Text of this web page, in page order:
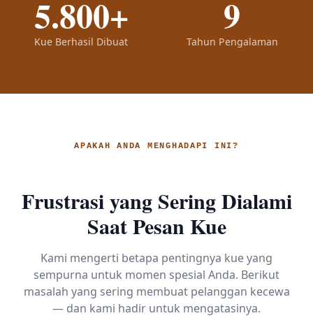
5.800+
Kue Berhasil Dibuat
9
Tahun Pengalaman
APAKAH ANDA MENGHADAPI INI?
Frustrasi yang Sering Dialami
Saat Pesan Kue
Kami mengerti betapa pentingnya kue yang
sempurna untuk momen spesial Anda. Berikut
masalah yang sering membuat pelanggan kecewa
— dan kami hadir untuk mengatasinya.